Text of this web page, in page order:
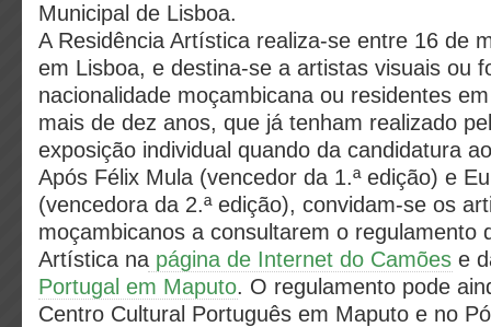
Municipal de Lisboa.
A Residência Artística realiza-se entre 16 de
em Lisboa, e destina-se a artistas visuais ou
nacionalidade moçambicana ou residentes
mais de dez anos, que já tenham realizado
exposição individual quando da candidatura
Após Félix Mula (vencedor da 1.ª edição) e
(vencedora da 2.ª edição), convidam-se os
moçambicanos a consultarem o regulamento
Artística na página de Internet do Camões e
Portugal em Maputo. O regulamento pode
Centro Cultural Português em Maputo e no